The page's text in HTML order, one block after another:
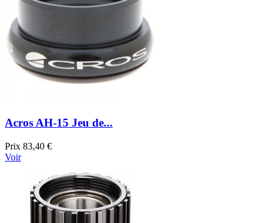
Acros AH-15 Jeu de...
Prix 83,40 €
Voir